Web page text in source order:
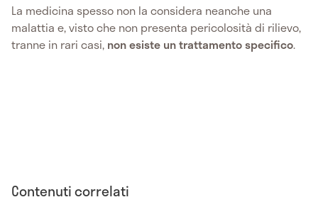
La medicina spesso non la considera neanche una
malattia e, visto che non presenta pericolosità di rilievo,
tranne in rari casi, non esiste un trattamento specifico.
Contenuti correlati